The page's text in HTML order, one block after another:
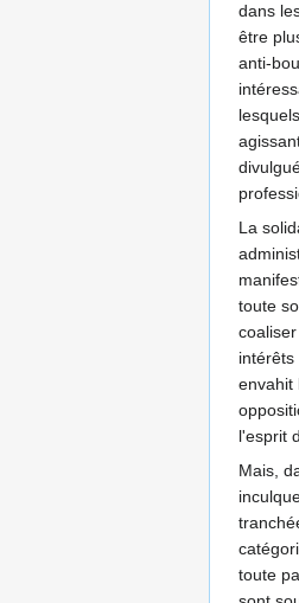
dans
être
anti-
La
toute
envahit
l'esprit
Mais,
toute